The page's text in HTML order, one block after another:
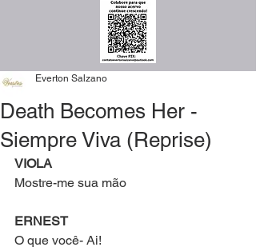
Death Becomes Her -
Siempre Viva (Reprise)
Everton Salzano
VIOLA
Mostre-me sua mão
ERNEST
O que você- Ai!